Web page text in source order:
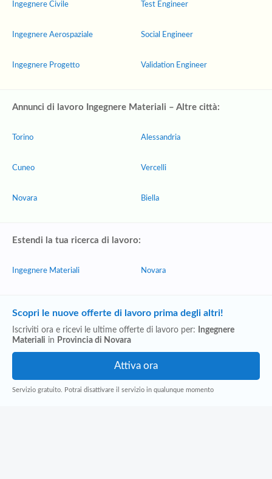
Ingegnere Civile
Ingegnere Aerospaziale
Ingegnere Progetto
Test Engineer
Social Engineer
Validation Engineer
Annunci di lavoro Ingegnere Materiali – Altre città:
Torino
Cuneo
Novara
Alessandria
Vercelli
Biella
Estendi la tua ricerca di lavoro:
Ingegnere Materiali Novara
Scopri le nuove offerte di lavoro prima degli altri!
Iscriviti ora e ricevi le ultime offerte di lavoro per:
Ingegnere
Materiali in Provincia di Novara
Servizio gratuito. Potrai disattivare il servizio in qualunque momento